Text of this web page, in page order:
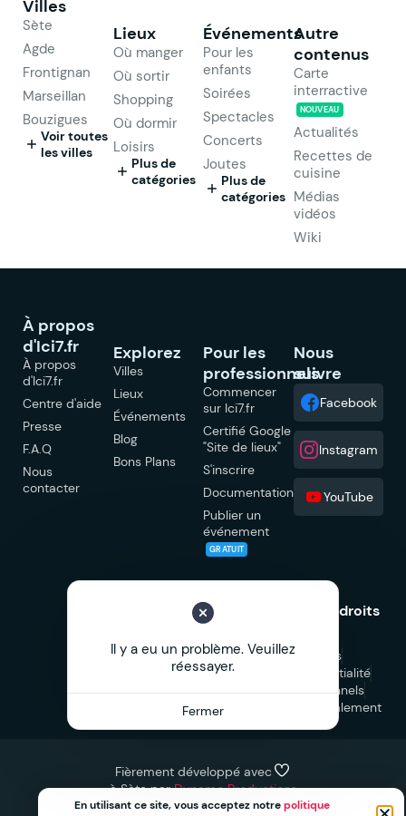
Villes
Sète
Agde
Frontignan
Marseillan
Bouzigues
Voir toutes
les villes
Lieux
Où manger
Où sortir
Shopping
Où dormir
Loisirs
Plus de
catégories
Événements
Pour les
enfants
Soirées
Spectacles
Concerts
Joutes
Plus de
catégories
Autre
contenus
Carte
interractive
NOUVEAU
Actualités
Recettes de
cuisine
Médias
vidéos
Wiki
À propos
d'Ici7.fr
À propos
d'Ici7.fr
Centre d'aide
Presse
F.A.Q
Nous
contacter
Explorez
Villes
Lieux
Événements
Blog
Bons Plans
Pour les
professionnels
Commencer
sur Ici7.fr
Certifié Google
"Site de lieux"
S'inscrire
Documentation
Publier un
événement
GRATUIT
Nous
suivre
Facebook
Instagram
YouTube
© 2026 Ici7.fr Tous droits
Mentions légales
Politique de confidentialité
CGUCGV Professionnels
CGV Marketplace
Signalement
Fièrement développé avec
à Sète parDynamo Productions
Il y a eu un problème. Veuillez
réessayer.
Fermer
En utilisant ce site, vous acceptez notrepolitique